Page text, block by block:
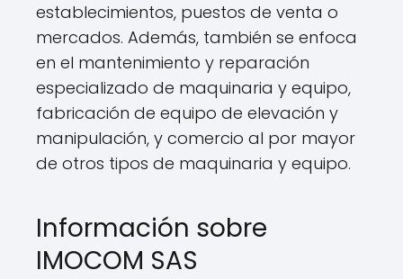
establecimientos, puestos de venta o
mercados. Además, también se enfoca
en el mantenimiento y reparación
especializado de maquinaria y equipo,
fabricación de equipo de elevación y
manipulación, y comercio al por mayor
de otros tipos de maquinaria y equipo.
Información sobre
IMOCOM SAS